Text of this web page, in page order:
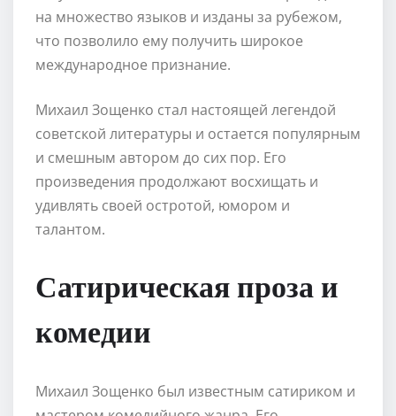
на множество языков и изданы за рубежом,
что позволило ему получить широкое
международное признание.
Михаил Зощенко стал настоящей легендой
советской литературы и остается популярным
и смешным автором до сих пор. Его
произведения продолжают восхищать и
удивлять своей остротой, юмором и
талантом.
Сатирическая проза и
комедии
Михаил Зощенко был известным сатириком и